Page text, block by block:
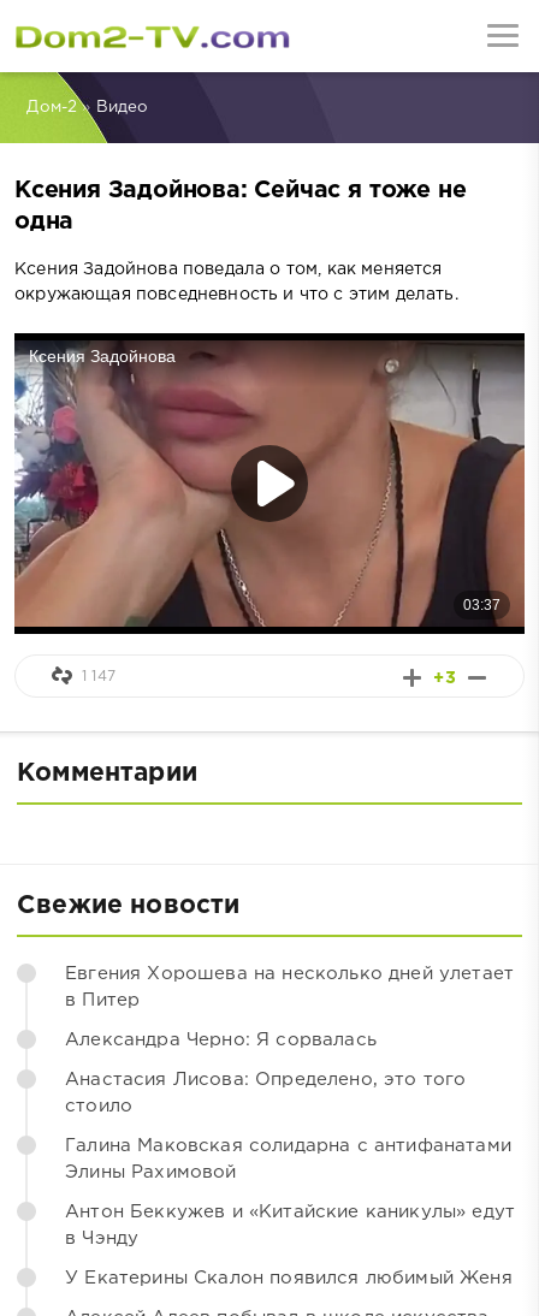
Дом-2» Видео
Ксения Задойнова: Сейчас я тоже не
одна
Ксения Задойнова поведала о том, как меняется
окружающая повседневность и что с этим делать.
+3
1 147
Комментарии
Свежие новости
Евгения Хорошева на несколько дней улетает
в Питер
Александра Черно: Я сорвалась
Анастасия Лисова: Определено, это того
стоило
Галина Маковская солидарна с антифанатами
Элины Рахимовой
Антон Беккужев и «Китайские каникулы» едут
в Чэнду
У Екатерины Скалон появился любимый Женя